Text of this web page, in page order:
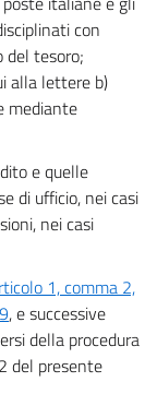
con
del tesoro;
alla lettere b)
mediante
e quelle
di ufficio, nei casi
nei casi
1, comma 2,
, e successive
della procedura
del presente